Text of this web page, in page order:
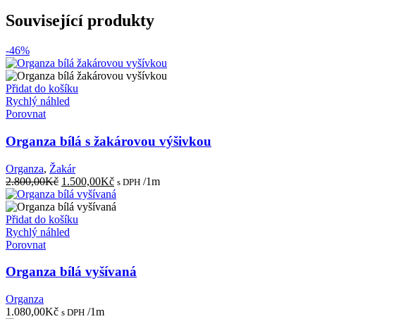
Související produkty
-46%
Přidat do košíku
Rychlý náhled
Porovnat
Organza bílá s žakárovou výšivkou
Organza, Žakár
2.800,00Kč Původní
cena
byla:
2.800,00Kč.
1.500,00KčAktuální
cena
je:
s DPH /1m
Přidat do košíku
Rychlý náhled
Porovnat
Organza bílá vyšívaná
Organza
1.080,00Kč s DPH /1m